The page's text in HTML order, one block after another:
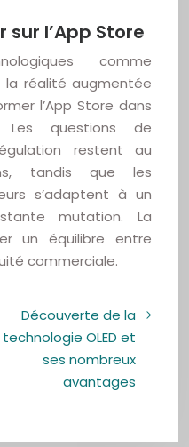
sur l’App Store
comme
la réalité augmentée
l’App Store dans
questions de
restent au
tandis que les
s’adaptent à un
mutation. La
un équilibre entre
commerciale.
Découverte de la
technologie OLED et
ses nombreux
avantages